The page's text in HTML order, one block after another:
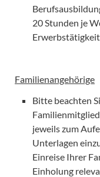
20 Stunden je
Familienangehörige
Bitte beachten
jeweils zum
Unterlagen
Einreise Ihrer
Einholung